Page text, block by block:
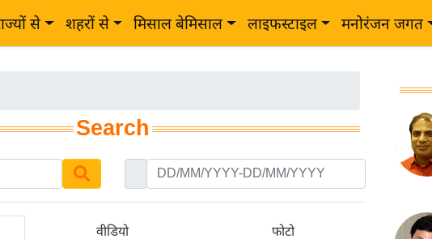
से शहरों से मिसाल बेमिसाल लाइफस्टाइल मनोरंजन जगत
Search
वीडियो फोटो